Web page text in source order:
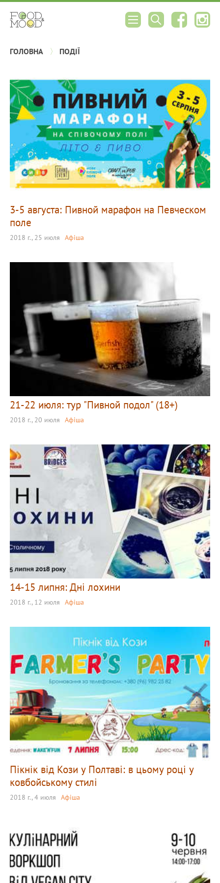
ГОЛОВНА ПОДІЇ
3-5 августа: Пивной марафон на Певческом
поле
2018 г., 25 июля Афіша
21-22 июля: тур "Пивной подол" (18+)
2018 г., 20 июля Афіша
14-15 липня: Дні лохини
2018 г., 12 июля Афіша
Пікнік від Кози у Полтаві: в цьому році у
ковбойському стилі
2018 г., 4 июля Афіша